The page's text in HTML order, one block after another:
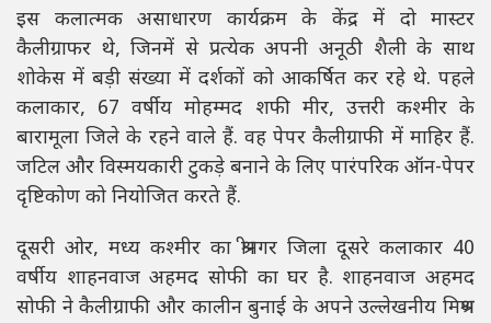
इस कलात्मक असाधारण कार्यक्रम के केंद्र में दो मास्टर
कैलीग्राफर थे, जिनमें से प्रत्येक अपनी अनूठी शैली के साथ
शोकेस में बड़ी संख्या में दर्शकों को आकर्षित कर रहे थे. पहले
कलाकार, 67 वर्षीय मोहम्मद शफी मीर, उत्तरी कश्मीर के
बारामूला जिले के रहने वाले हैं. वह पेपर कैलीग्राफी में माहिर हैं.
जटिल और विस्मयकारी टुकड़े बनाने के लिए पारंपरिक ऑन-पेपर
दृष्टिकोण को नियोजित करते हैं.
दूसरी ओर, मध्य कश्मीर का श्रीनगर जिला दूसरे कलाकार 40
वर्षीय शाहनवाज अहमद सोफी का घर है. शाहनवाज अहमद
सोफी ने कैलीग्राफी और कालीन बुनाई के अपने उल्लेखनीय मिश्रण